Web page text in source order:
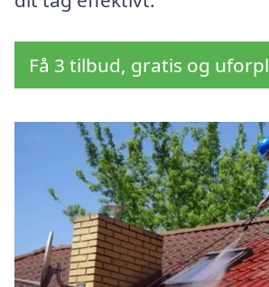
Få 3 tilbud, gratis og